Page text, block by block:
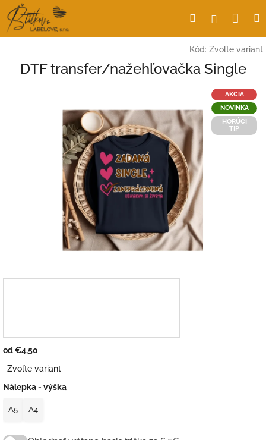
Prejsť
na
obsah
Hľadať
Kód: Zvoľte variant
DTF transfer/nažehľovačka Single
AKCIA
NOVINKA
HORÚCI
TIP
od€4,50
cena:
Zvoľte variant
Nálepka - výška
A5 A4